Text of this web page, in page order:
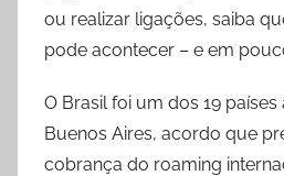
ou realizar ligações, saiba
pode acontecer – e em
O Brasil foi um dos 19 países
Buenos Aires, acordo que
cobrança do roaming